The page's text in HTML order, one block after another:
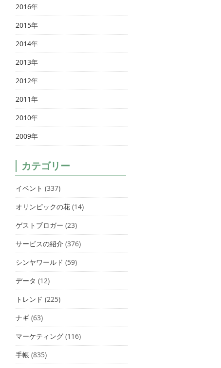
2016年
2015年
2014年
2013年
2012年
2011年
2010年
2009年
カテゴリー
イベント (337)
オリンピックの花 (14)
ゲストブロガー (23)
サービスの紹介 (376)
シンヤワールド (59)
データ (12)
トレンド (225)
ナギ (63)
マーケティング (116)
手帳 (835)